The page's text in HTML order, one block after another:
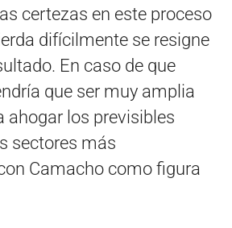
certezas en este proceso
difícilmente se resigne
En caso de que
que ser muy amplia
ahogar los previsibles
sectores más
Camacho como figura